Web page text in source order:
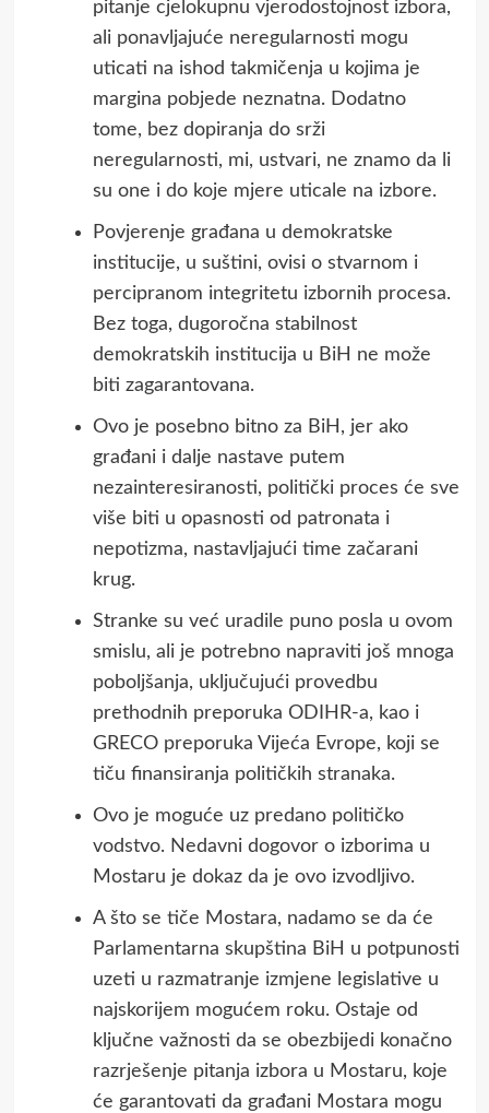
pitanje cjelokupnu vjerodostojnost izbora,
ali ponavljajuće neregularnosti mogu
uticati na ishod takmičenja u kojima je
margina pobjede neznatna. Dodatno
tome, bez dopiranja do srži
neregularnosti, mi, ustvari, ne znamo da li
su one i do koje mjere uticale na izbore.
Povjerenje građana u demokratske
institucije, u suštini, ovisi o stvarnom i
percipranom integritetu izbornih procesa.
Bez toga, dugoročna stabilnost
demokratskih institucija u BiH ne može
biti zagarantovana.
Ovo je posebno bitno za BiH, jer ako
građani i dalje nastave putem
nezainteresiranosti, politički proces će sve
više biti u opasnosti od patronata i
nepotizma, nastavljajući time začarani
krug.
Stranke su već uradile puno posla u ovom
smislu, ali je potrebno napraviti još mnoga
poboljšanja, uključujući provedbu
prethodnih preporuka ODIHR-a, kao i
GRECO preporuka Vijeća Evrope, koji se
tiču finansiranja političkih stranaka.
Ovo je moguće uz predano političko
vodstvo. Nedavni dogovor o izborima u
Mostaru je dokaz da je ovo izvodljivo.
A što se tiče Mostara, nadamo se da će
Parlamentarna skupština BiH u potpunosti
uzeti u razmatranje izmjene legislative u
najskorijem mogućem roku. Ostaje od
ključne važnosti da se obezbijedi konačno
razrješenje pitanja izbora u Mostaru, koje
će garantovati da građani Mostara mogu